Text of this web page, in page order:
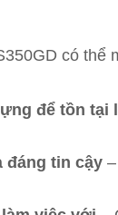
có thể
để tồn tại
đáng tin cậy